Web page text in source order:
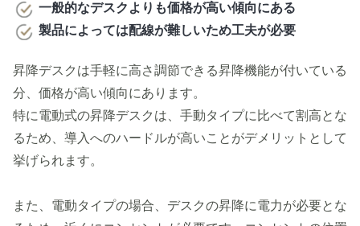
一般的なデスクよりも価格が高い傾向にある
製品によっては配線が難しいため工夫が必要
昇降デスクは手軽に高さ調節できる昇降機能が付いている
分、価格が高い傾向にあります。
特に電動式の昇降デスクは、手動タイプに比べて割高とな
るため、導入へのハードルが高いことがデメリットとして
挙げられます。
また、電動タイプの場合、デスクの昇降に電力が必要とな